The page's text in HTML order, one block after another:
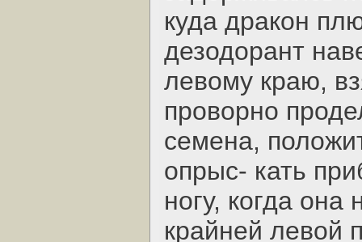
куда дракон
дезодорант
левому краю,
проворно
семена,
опрыс- кать
ногу, когда она
крайней левой